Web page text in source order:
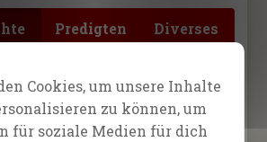
Predigten Diverses
12. September 2025
Gott hat meine Augen
geheilt!
Cookies, um unsere Inhalte
zu können, um
für soziale Medien für dich